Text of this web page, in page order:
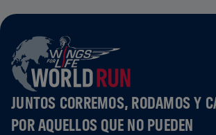
JUNTOS CORREMOS, RODAMOS Y
POR AQUELLOS QUE NO PUEDEN